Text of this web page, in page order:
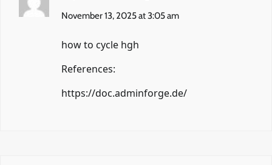
November 13, 2025 at 3:05 am
how to cycle hgh
References:
https://doc.adminforge.de/